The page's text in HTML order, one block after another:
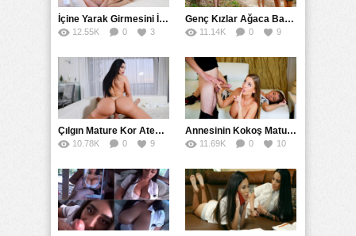
İçine Yarak Girmesini İsteyince Kuzeninin Penisini Kullandı
12.55K 0 3
Genç Kızlar Ağaca Bağlayarak Tecavüz Etmek İstediler
11.14K 0 9
Çılgın Mature Kor Ateşiyle Misafirini Yakıp Eritti
10.78K 0 9
Annesinin Kokoş Mature Arkadaşı Tarafından Saksoya Uğradı
11.69K 0 10